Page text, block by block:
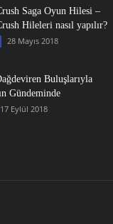
Saga Oyun Hilesi –
Hileleri nasıl yapılır?
28 Mayıs 2018
Buluşlarıyla
Gündeminde
17 Eylül 2018